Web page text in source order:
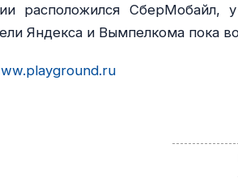
расположился СберМобайл,
Яндекса и Вымпелкома пока